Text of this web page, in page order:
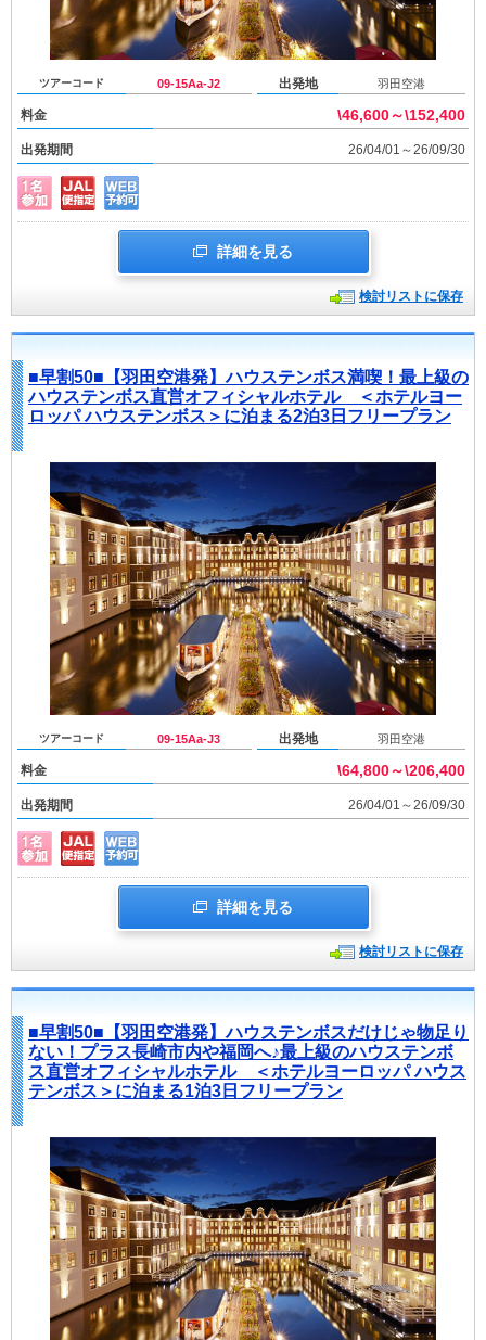
ツアーコード 09-15Aa-J2 出発地 羽田空港
料金 \46,600～\152,400
出発期間 26/04/01～26/09/30
詳細を見る
検討リストに保存
■早割50■【羽田空港発】ハウステンボス満喫！最上級の
ハウステンボス直営オフィシャルホテル ＜ホテルヨー
ロッパ ハウステンボス＞に泊まる2泊3日フリープラン
ツアーコード 09-15Aa-J3 出発地 羽田空港
料金 \64,800～\206,400
出発期間 26/04/01～26/09/30
詳細を見る
検討リストに保存
■早割50■【羽田空港発】ハウステンボスだけじゃ物足り
ない！プラス長崎市内や福岡へ♪最上級のハウステンボ
ス直営オフィシャルホテル ＜ホテルヨーロッパ ハウス
テンボス＞に泊まる1泊3日フリープラン